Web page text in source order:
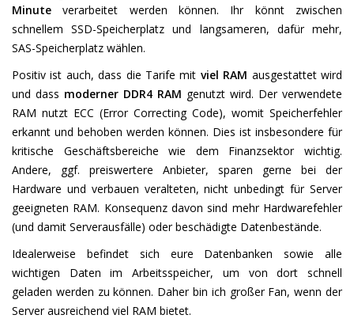
Minute verarbeitet werden können. Ihr könnt zwischen
schnellem SSD-Speicherplatz und langsameren, dafür mehr,
SAS-Speicherplatz wählen.
Positiv ist auch, dass die Tarife mit viel RAM ausgestattet wird
und dass moderner DDR4 RAM genutzt wird. Der verwendete
RAM nutzt ECC (Error Correcting Code), womit Speicherfehler
erkannt und behoben werden können. Dies ist insbesondere für
kritische Geschäftsbereiche wie dem Finanzsektor wichtig.
Andere, ggf. preiswertere Anbieter, sparen gerne bei der
Hardware und verbauen veralteten, nicht unbedingt für Server
geeigneten RAM. Konsequenz davon sind mehr Hardwarefehler
(und damit Serverausfälle) oder beschädigte Datenbestände.
Idealerweise befindet sich eure Datenbanken sowie alle
wichtigen Daten im Arbeitsspeicher, um von dort schnell
geladen werden zu können. Daher bin ich großer Fan, wenn der
Server ausreichend viel RAM bietet.